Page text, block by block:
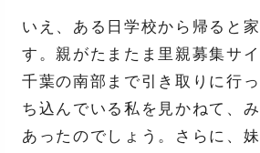
いえ、ある日学校から帰ると
す。親がたまたま里親募集サ
千葉の南部まで引き取りに行
ち込んでいる私を見かねて、
あったのでしょう。さらに、